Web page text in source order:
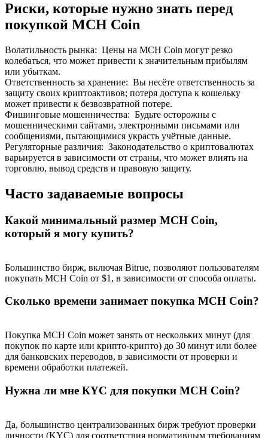
Реферал
Пригласите друга, чтобы получить денежные
вознаграждения
Deposit CASHCAT & Win
Deposit CASHCAT & Win
Exclusive for BitMart Users
Register & Trade to Win 500,000 USDT
Риски, которые нужно знать перед
покупкой MCH Coin
Волатильность рынка: Цены на MCH Coin могут резко
колебаться, что может привести к значительным прибылям
или убыткам.
Ответственность за хранение: Вы несёте ответственность за
защиту своих криптоактивов; потеря доступа к кошельку
может привести к безвозвратной потере.
Фишинговые мошенничества: Будьте осторожны с
мошенническими сайтами, электронными письмами или
сообщениями, пытающимися украсть учётные данные.
Регуляторные различия: Законодательство о криптовалютах
варьируется в зависимости от страны, что может влиять на
торговлю, вывод средств и правовую защиту.
Часто задаваемые вопросы
Какой минимальный размер MCH Coin,
который я могу купить?
Большинство бирж, включая Bitrue, позволяют пользователям
покупать MCH Coin от $1, в зависимости от способа оплаты.
Сколько времени занимает покупка MCH Coin?
Покупка MCH Coin может занять от нескольких минут (для
покупок по карте или крипто-крипто) до 30 минут или более
для банковских переводов, в зависимости от проверки и
времени обработки платежей.
Нужна ли мне КYC для покупки MCH Coin?
Да, большинство централизованных бирж требуют проверки
личности (KYC) для соответствия нормативным требованиям